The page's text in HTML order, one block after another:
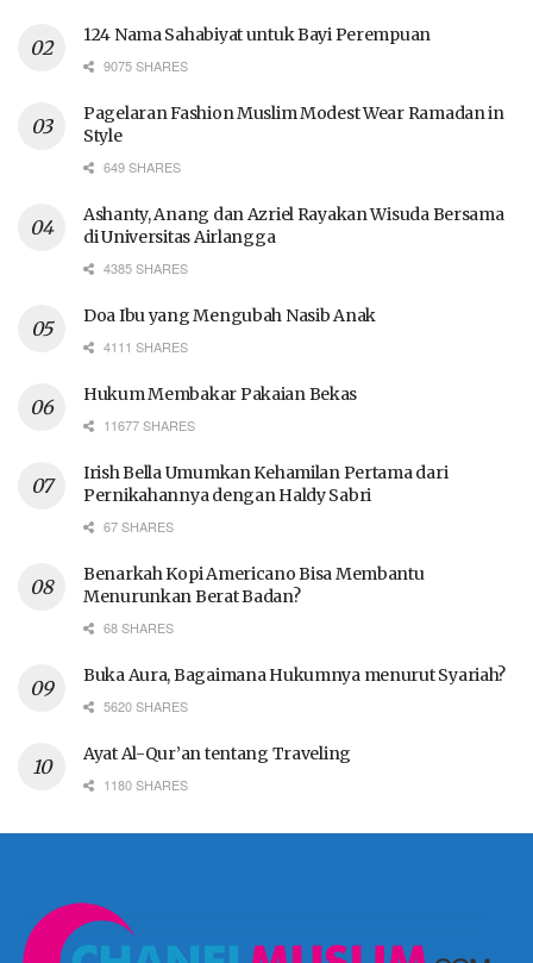
124 Nama Sahabiyat untuk Bayi Perempuan
9075 SHARES
Pagelaran Fashion Muslim Modest Wear Ramadan in
Style
649 SHARES
Ashanty, Anang dan Azriel Rayakan Wisuda Bersama
di Universitas Airlangga
4385 SHARES
Doa Ibu yang Mengubah Nasib Anak
4111 SHARES
Hukum Membakar Pakaian Bekas
11677 SHARES
Irish Bella Umumkan Kehamilan Pertama dari
Pernikahannya dengan Haldy Sabri
67 SHARES
Benarkah Kopi Americano Bisa Membantu
Menurunkan Berat Badan?
68 SHARES
Buka Aura, Bagaimana Hukumnya menurut Syariah?
5620 SHARES
Ayat Al-Qur’an tentang Traveling
1180 SHARES